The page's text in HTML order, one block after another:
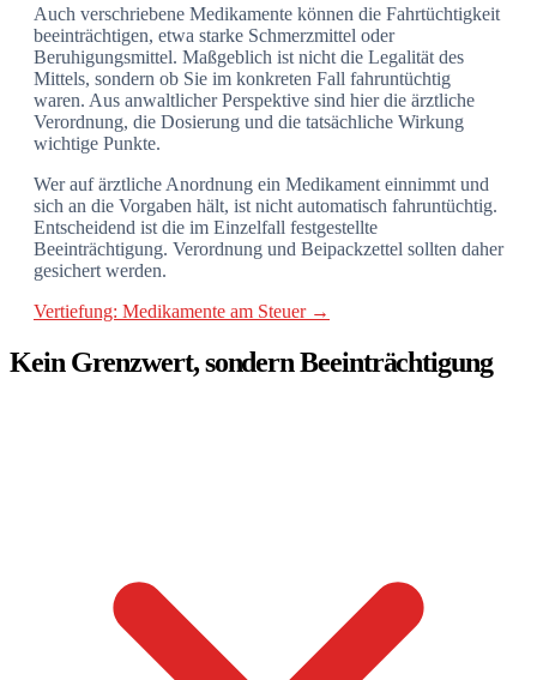
Auch verschriebene Medikamente können die Fahrtüchtigkeit
beeinträchtigen, etwa starke Schmerzmittel oder
Beruhigungsmittel. Maßgeblich ist nicht die Legalität des
Mittels, sondern ob Sie im konkreten Fall fahruntüchtig
waren. Aus anwaltlicher Perspektive sind hier die ärztliche
Verordnung, die Dosierung und die tatsächliche Wirkung
wichtige Punkte.
Wer auf ärztliche Anordnung ein Medikament einnimmt und
sich an die Vorgaben hält, ist nicht automatisch fahruntüchtig.
Entscheidend ist die im Einzelfall festgestellte
Beeinträchtigung. Verordnung und Beipackzettel sollten daher
gesichert werden.
Vertiefung: Medikamente am Steuer →
Kein Grenzwert, sondern Beeinträchtigung